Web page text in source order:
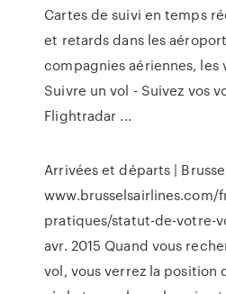
Cartes de suivi en temps
et retards dans les
compagnies aériennes, les
Suivre un vol - Suivez vos
Flightradar ...
Arrivées et départs |
pratiques/statut-de-votre-
avr. 2015 Quand vous
vol, vous verrez la position